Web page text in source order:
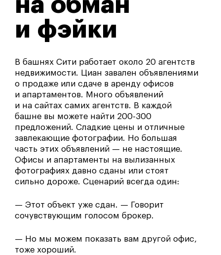
на обман
и фэйки
В башнях Сити работает около 20 агентств
недвижимости. Циан завален объявлениями
о продаже или сдаче в аренду офисов
и апартаментов. Много объявлений
и на сайтах самих агентств. В каждой
башне вы можете найти 200-300
предложений. Сладкие цены и отличные
завлекающие фотографии. Но большая
часть этих объявлений — не настоящие.
Офисы и апартаменты на вылизанных
фотографиях давно сданы или стоят
сильно дороже. Сценарий всегда один:
— Этот объект уже сдан. — Говорит
сочувствующим голосом брокер.
— Но мы можем показать вам другой офис,
тоже хороший.